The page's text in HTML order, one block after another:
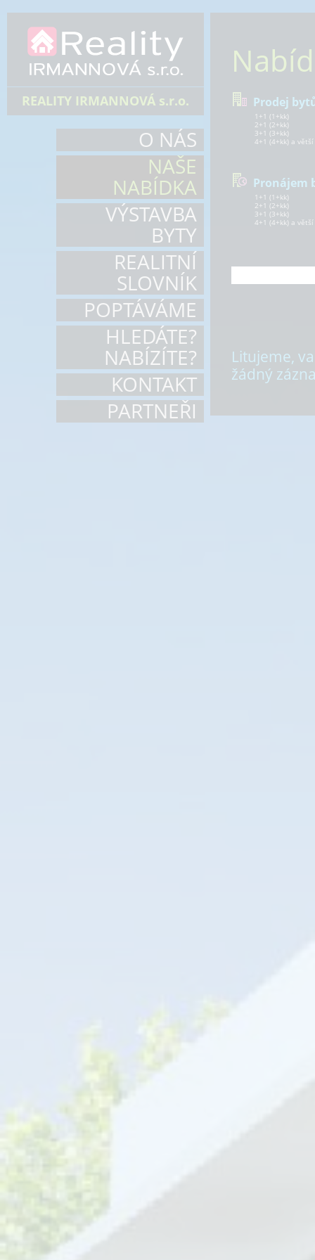
REALITY IRMANNOVÁ s.r.o.
O NÁS
NAŠE
NABÍDKA
VÝSTAVBA
BYTY
REALITNÍ
SLOVNÍK
POPTÁVÁME
HLEDÁTE?
NABÍZÍTE?
KONTAKT
PARTNEŘI
Prodej
1+1 (1+kk)
2+1 (2+kk)
3+1 (3+kk)
4+1 (4+kk) a větší
Pronájem
1+1 (1+kk)
2+1 (2+kk)
3+1 (3+kk)
4+1 (4+kk) a větší
Litujeme,
žádný